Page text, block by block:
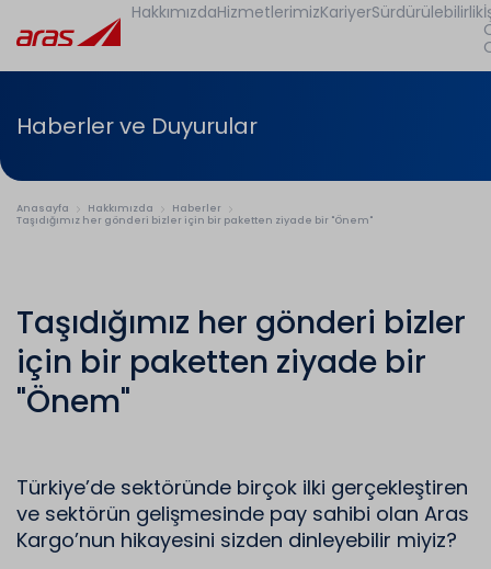
HakkımızdaHizmetlerimizKariyerSürdürülebilirlik
Haberler ve Duyurular
Anasayfa Hakkımızda
Haberler
Taşıdığımız her gönderi bizler için bir paketten ziyade bir "Önem"
Taşıdığımız her gönderi bizler
için bir paketten ziyade bir
"Önem"
Türkiye’de sektöründe birçok ilki gerçekleştiren
ve sektörün gelişmesinde pay sahibi olan Aras
Kargo’nun hikayesini sizden dinleyebilir miyiz?